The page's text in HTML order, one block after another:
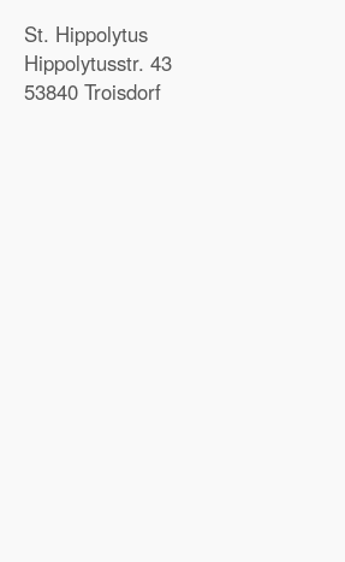
St. Hippolytus
Hippolytusstr. 43
53840 Troisdorf